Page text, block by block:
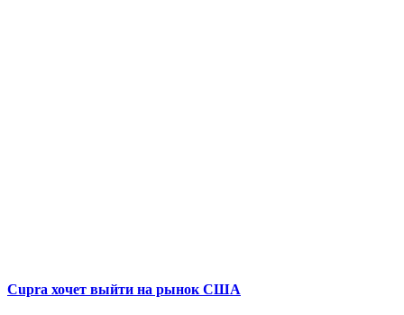
Cupra хочет выйти на рынок США